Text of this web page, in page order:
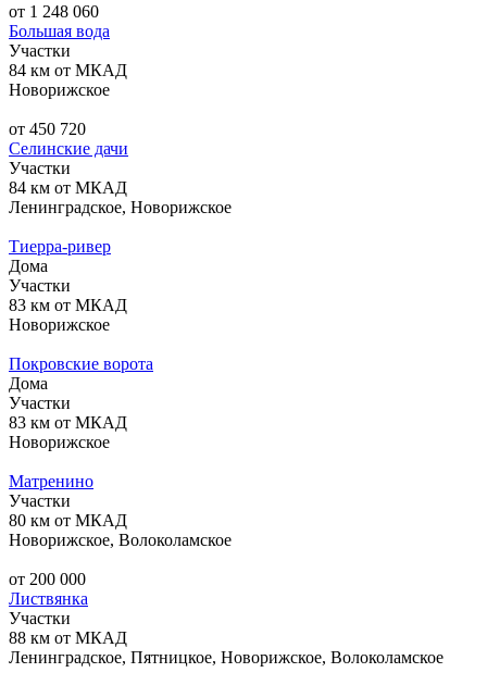
от 1 248 060
Большая вода
Участки
84 км от МКАД
Новорижское
от 450 720
Селинские дачи
Участки
84 км от МКАД
Ленинградское, Новорижское
Тиерра-ривер
Дома
Участки
83 км от МКАД
Новорижское
Покровские ворота
Дома
Участки
83 км от МКАД
Новорижское
Матренино
Участки
80 км от МКАД
Новорижское, Волоколамское
от 200 000
Листвянка
Участки
88 км от МКАД
Ленинградское, Пятницкое, Новорижское, Волоколамское